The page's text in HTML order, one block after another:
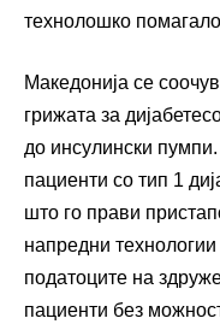
технолошко
Македонија се
грижата за
до инсулински
пациенти со тип 1
што го прави
напредни
податоците на
пациенти без